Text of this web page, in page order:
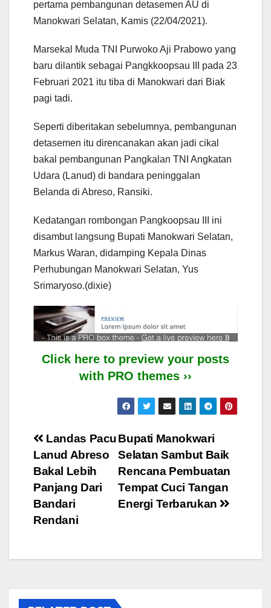
pertama pembangunan detasemen AU di
Manokwari Selatan, Kamis (22/04/2021).
Marsekal Muda TNI Purwoko Aji Prabowo yang
baru dilantik sebagai Pangkkoopsau III pada 23
Februari 2021 itu tiba di Manokwari dari Biak
pagi tadi.
Seperti diberitakan sebelumnya, pembangunan
detasemen itu direncanakan akan jadi cikal
bakal pembangunan Pangkalan TNI Angkatan
Udara (Lanud) di bandara peninggalan
Belanda di Abreso, Ransiki.
Kedatangan rombongan Pangkoopsau III ini
disambut langsung Bupati Manokwari Selatan,
Markus Waran, didamping Kepala Dinas
Perhubungan Manokwari Selatan, Yus
Srimaryoso.(dixie)
Click here to preview your posts
with PRO themes ››
Post
navigation
Bupati Manokwari
Selatan Sambut Baik
Rencana Pembuatan
Tempat Cuci Tangan
Energi Terbarukan
Landas Pacu
Lanud Abreso
Bakal Lebih
Panjang Dari
Bandari
Rendani